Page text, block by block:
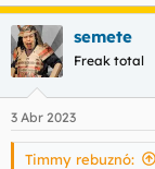
semete
Freak total
3 Abr 2023
Timmy rebuznó: